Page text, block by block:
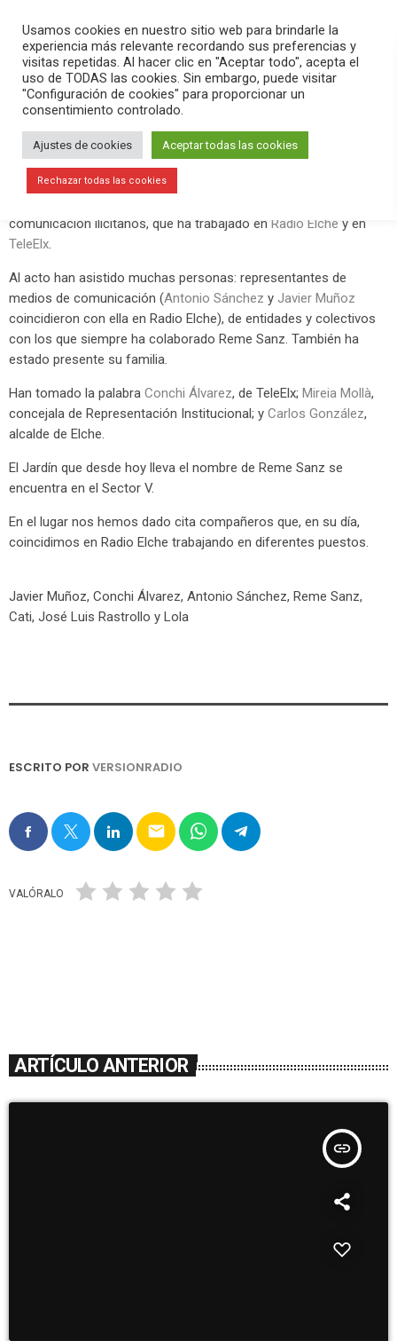
search menu pause PLAY
marzo 5, 2019
Inauguración del Jardín Locutora
Reme Sanz
Esta tarde se ha inaugurado el Jardín que lleva el nombre de
comunicación ilicitanos, que ha trabajado en Radio Elche y en
TeleElx
Al acto han asistido muchas personas: representantes de
medios de comunicación (Antonio Sánchez y Javier Muñoz
coincidieron con ella en Radio Elche), de entidades y colectivos
con los que siempre ha colaborado Reme Sanz. También ha
estado presente su familia.
Han tomado la palabra Conchi Álvarez, de TeleElx; Mireia Mollà,
concejala de Representación Institucional; y Carlos González,
alcalde de Elche.
El Jardín que desde hoy lleva el nombre de Reme Sanz se
encuentra en el Sector V.
En el lugar nos hemos dado cita compañeros que, en su día,
coincidimos en Radio Elche trabajando en diferentes puestos.
Javier Muñoz, Conchi Álvarez, Antonio Sánchez, Reme Sanz,
Cati, José Luis Rastrollo y Lola
ESCRITO POR VERSIONRADIO
email
VALÓRALO
ARTÍCULO ANTERIOR
insert_link
Usamos cookies en nuestro sitio web para brindarle la
experiencia más relevante recordando sus preferencias y
visitas repetidas. Al hacer clic en "Aceptar todo", acepta el
uso de TODAS las cookies. Sin embargo, puede visitar
"Configuración de cookies" para proporcionar un
consentimiento controlado.
Ajustes de cookies Aceptar todas las cookies
Rechazar todas las cookies